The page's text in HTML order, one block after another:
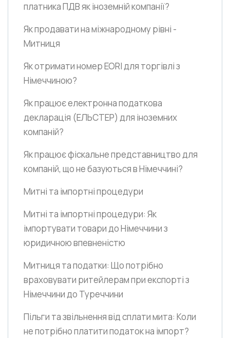
платника ПДВ як іноземній компанії?
Як продавати на міжнародному рівні -
Митниця
Як отримати номер EORI для торгівлі з
Німеччиною?
Як працює електронна податкова
декларація (ЕЛЬСТЕР) для іноземних
компаній?
Як працює фіскальне представництво для
компаній, що не базуються в Німеччині?
Митні та імпортні процедури
Митні та імпортні процедури: Як
імпортувати товари до Німеччини з
юридичною впевненістю
Митниця та податки: Що потрібно
враховувати ритейлерам при експорті з
Німеччини до Туреччини
Пільги та звільнення від сплати мита: Коли
не потрібно платити податок на імпорт?